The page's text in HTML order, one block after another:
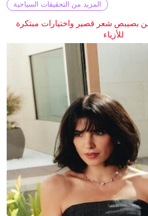
المزيد من التحقيقات السياحية
بصيبص شعر قصير واختيارات مبتكرة
للأزياء